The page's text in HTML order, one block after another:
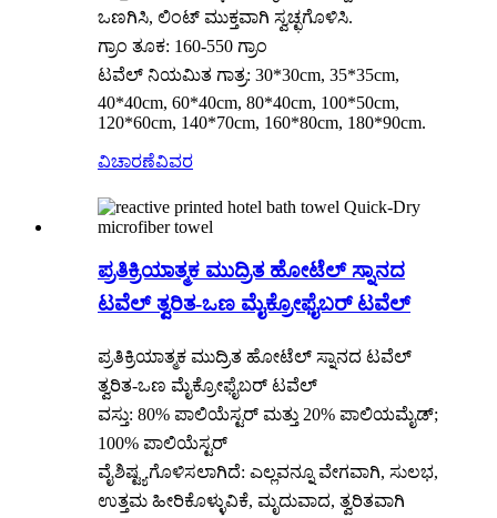
ಒಣಗಿಸಿ, ಲಿಂಟ್ ಮುಕ್ತವಾಗಿ ಸ್ವಚ್ಛಗೊಳಿಸಿ.
ಗ್ರಾಂ ತೂಕ: 160-550 ಗ್ರಾಂ
ಟವೆಲ್ ನಿಯಮಿತ ಗಾತ್ರ: 30*30cm, 35*35cm,
40*40cm, 60*40cm, 80*40cm, 100*50cm,
120*60cm, 140*70cm, 160*80cm, 180*90cm.
ವಿಚಾರಣೆವಿವರ
ಪ್ರತಿಕ್ರಿಯಾತ್ಮಕ ಮುದ್ರಿತ ಹೋಟೆಲ್ ಸ್ನಾನದ
ಟವೆಲ್ ತ್ವರಿತ-ಒಣ ಮೈಕ್ರೋಫೈಬರ್ ಟವೆಲ್
ಪ್ರತಿಕ್ರಿಯಾತ್ಮಕ ಮುದ್ರಿತ ಹೋಟೆಲ್ ಸ್ನಾನದ ಟವೆಲ್
ತ್ವರಿತ-ಒಣ ಮೈಕ್ರೋಫೈಬರ್ ಟವೆಲ್
ವಸ್ತು: 80% ಪಾಲಿಯೆಸ್ಟರ್ ಮತ್ತು 20% ಪಾಲಿಯಮೈಡ್;
100% ಪಾಲಿಯೆಸ್ಟರ್
ವೈಶಿಷ್ಟ್ಯಗೊಳಿಸಲಾಗಿದೆ: ಎಲ್ಲವನ್ನೂ ವೇಗವಾಗಿ, ಸುಲಭ,
ಉತ್ತಮ ಹೀರಿಕೊಳ್ಳುವಿಕೆ, ಮೃದುವಾದ, ತ್ವರಿತವಾಗಿ